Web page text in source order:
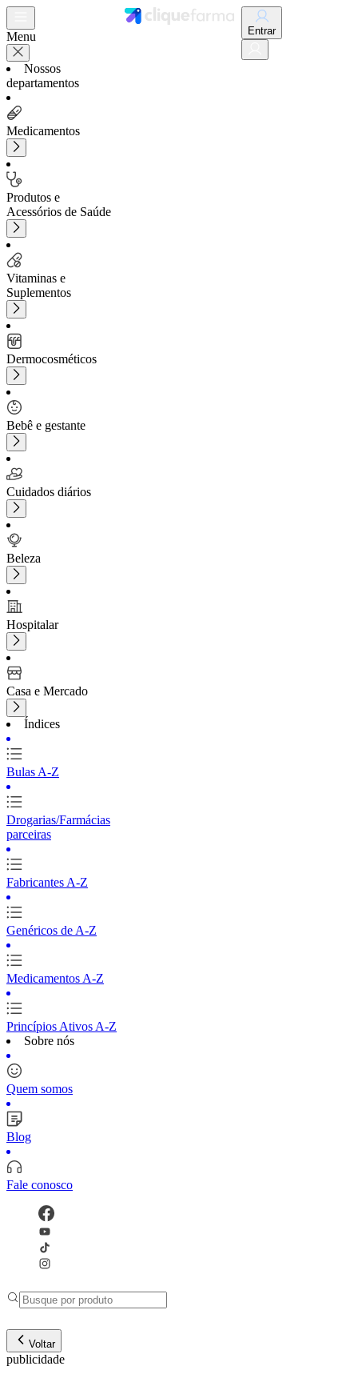
Menu
Nossos
departamentos
Medicamentos
Produtos e
Acessórios de Saúde
Vitaminas e
Suplementos
Dermocosméticos
Bebê e gestante
Cuidados diários
Beleza
Hospitalar
Casa e Mercado
Índices
Bulas A-Z
Drogarias/Farmácias
parceiras
Fabricantes A-Z
Genéricos de A-Z
Medicamentos A-Z
Princípios Ativos A-Z
Sobre nós
Quem somos
Blog
Fale conosco
Entrar
Voltar
publicidade